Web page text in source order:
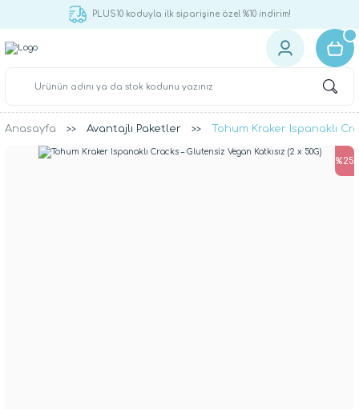
750 TL ve üzeri alışverişlerinizde kargo ücretsiz!
Anasayfa Avantajlı Paketler Tohum Kraker Ispanaklı
%25